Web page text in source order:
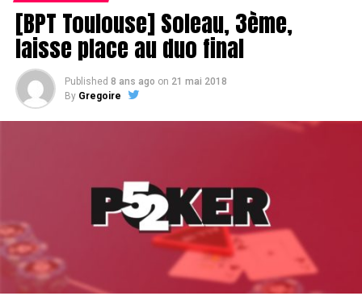
[BPT Toulouse] Soleau, 3ème,
laisse place au duo final
Published 8 ans ago on 21 mai 2018
By Gregoire